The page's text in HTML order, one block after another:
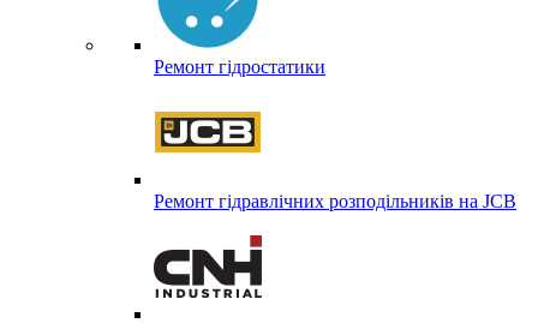
Ремонт гідростатики
Ремонт гідравлічних розподільників на JCB